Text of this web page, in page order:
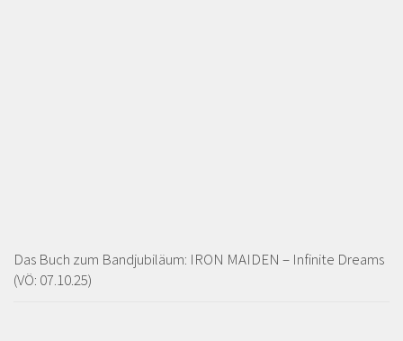
Das Buch zum Bandjubiläum: IRON MAIDEN – Infinite Dreams
(VÖ: 07.10.25)